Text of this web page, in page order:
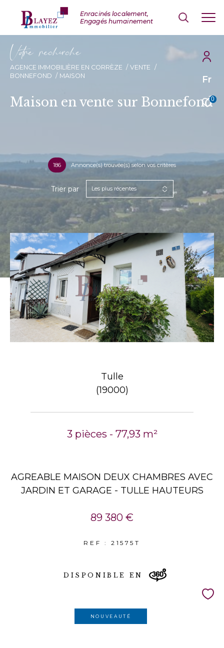
Fr
0
Vore recece
AGENCE IMMOBILIÈRE EN CORRÈZE
VENTE
BONNEFOND
MAISON
Maison en vente sur Bonnefond
186 Annonce(s) trouvée(s) selon vos critères
Trier par Les plus récentes
Tulle
(19000)
3 pièces - 77,93 m²
AGREABLE MAISON DEUX CHAMBRES AVEC
JARDIN ET GARAGE - TULLE HAUTEURS
89 380 €
REF : 21575T
DISPONIBLE EN
NOUVEAUTÉ